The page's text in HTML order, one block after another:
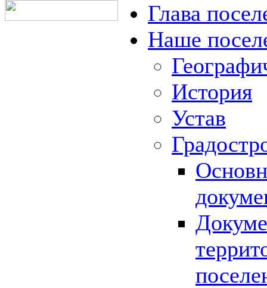
Глава
Наше
История
Устав